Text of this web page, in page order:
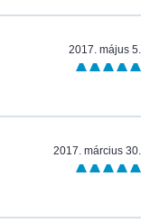
2017. május 5.
2017. március 30.